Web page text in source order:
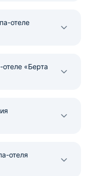
отеле
«Берта
отеля